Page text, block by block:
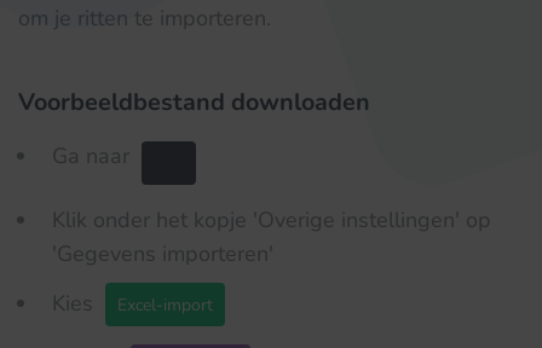
om je ritten te importeren.
Voorbeeldbestand downloaden
Ga naar
Klik onder het kopje 'Overige instellingen' op
'Gegevens importeren'
Kies
Excel-import